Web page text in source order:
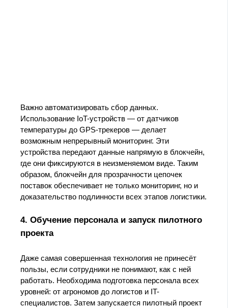
Важно автоматизировать сбор данных.
Использование IoT-устройств — от датчиков
температуры до GPS-трекеров — делает
возможным непрерывный мониторинг. Эти
устройства передают данные напрямую в блокчейн,
где они фиксируются в неизменяемом виде. Таким
образом, блокчейн для прозрачности цепочек
поставок обеспечивает не только мониторинг, но и
доказательство подлинности всех этапов логистики.
4. Обучение персонала и запуск пилотного
проекта
Даже самая совершенная технология не принесёт
пользы, если сотрудники не понимают, как с ней
работать. Необходима подготовка персонала всех
уровней: от агрономов до логистов и IT-
специалистов. Затем запускается пилотный проект